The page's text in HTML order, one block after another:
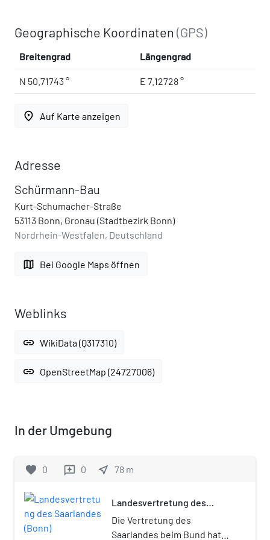
Geographische Koordinaten(GPS)
Breitengrad Längengrad
N 50.71743 ° E 7.12728 °
place Auf Karte anzeigen
Adresse
Schürmann-Bau
Kurt-Schumacher-Straße
53113 Bonn, Gronau (Stadtbezirk Bonn)
Nordrhein-Westfalen, Deutschland
map Bei Google Maps öffnen
Weblinks
link WikiData (Q317310)
link OpenStreetMap (24727006)
In der Umgebung
favorite 0 reviews 0 near_me 78 m
Landesvertretung des
Die Vertretung des
Saarlandes beim Bund hatte